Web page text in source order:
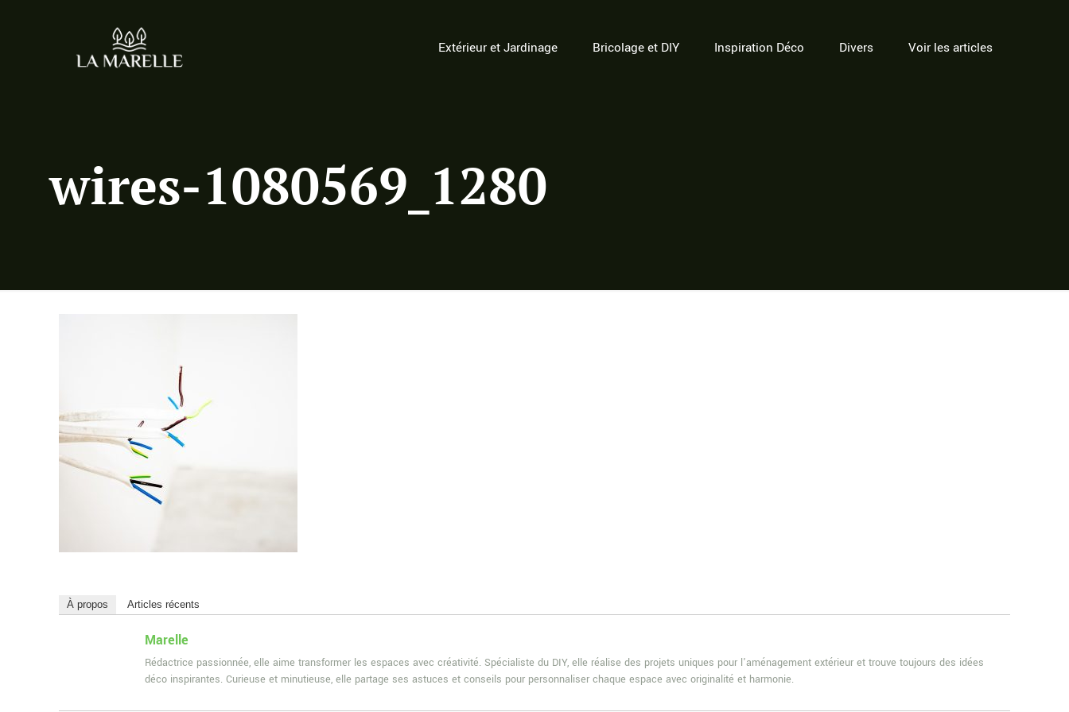
Extérieur et Jardinage Bricolage et DIY Inspiration Déco Divers Voir les articles
wires-1080569_1280
À propos Articles récents
Marelle
Rédactrice passionnée, elle aime transformer les espaces avec créativité. Spécialiste du DIY, elle réalise des projets uniques pour l'aménagement extérieur et trouve toujours des idées
déco inspirantes. Curieuse et minutieuse, elle partage ses astuces et conseils pour personnaliser chaque espace avec originalité et harmonie.